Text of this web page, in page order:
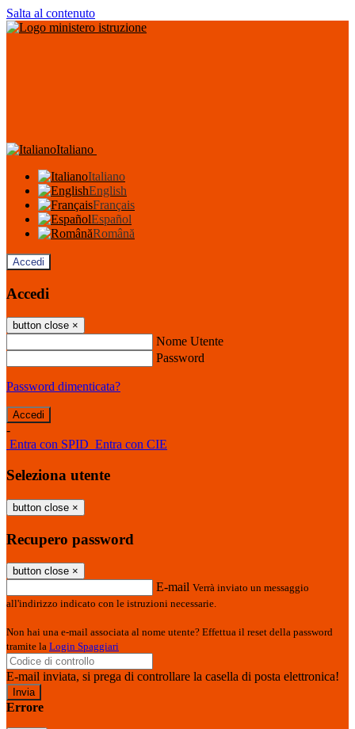
Salta al contenuto
Italiano
Italiano
English
Français
Español
Română
Accedi
Accedi
button close ×
Nome Utente
Password
Password dimenticata?
-
Entra con SPID Entra con CIE
Seleziona utente
button close ×
Recupero password
button close ×
E-mail Verrà inviato un messaggio
all'indirizzo indicato con le istruzioni necessarie.
Non hai una e-mail associata al nome utente? Effettua il reset della password
tramite la Login Spaggiari
E-mail inviata, si prega di controllare la casella di posta elettronica!
Errore